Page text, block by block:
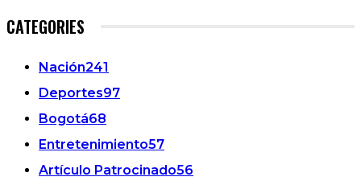
CATEGORIES
Nación241
Deportes97
Bogotá68
Entretenimiento57
Artículo Patrocinado56